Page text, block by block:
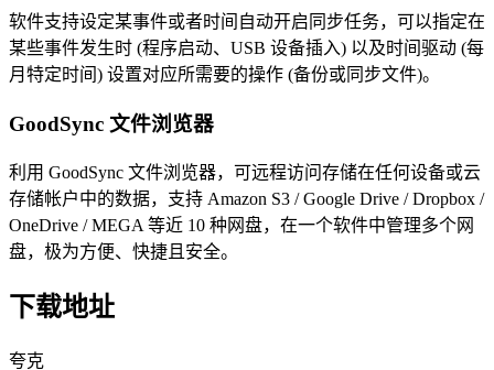
软件支持设定某事件或者时间自动开启同步任务，可以指定在
某些事件发生时 (程序启动、USB 设备插入) 以及时间驱动 (每
月特定时间) 设置对应所需要的操作 (备份或同步文件)。
GoodSync 文件浏览器
利用 GoodSync 文件浏览器，可远程访问存储在任何设备或云
存储帐户中的数据，支持 Amazon S3 / Google Drive / Dropbox /
OneDrive / MEGA 等近 10 种网盘，在一个软件中管理多个网
盘，极为方便、快捷且安全。
下载地址
夸克